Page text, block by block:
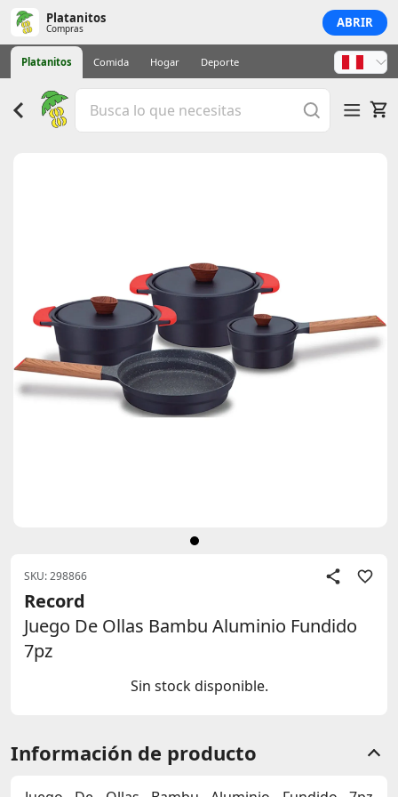
Platanitos
Compras ABRIR
Platanitos Comida Hogar Deporte
SKU: 298866
Record
Juego De Ollas Bambu Aluminio Fundido
7pz
Sin stock disponible.
Información de producto